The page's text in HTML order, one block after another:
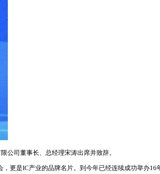
公司董事长、总经理宋涛出席并致辞。
更是IC产业的品牌名片。到今年已经连续成功举办16